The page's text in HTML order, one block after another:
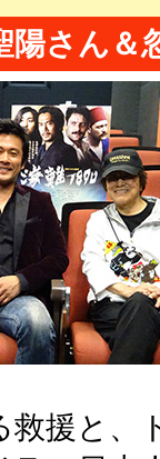
陽さん＆
救援と